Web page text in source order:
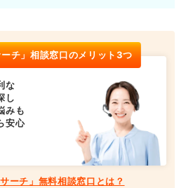
チ」相談窓口のメリット3つ
な
し
みも
安心
ーチ」無料相談窓口とは？